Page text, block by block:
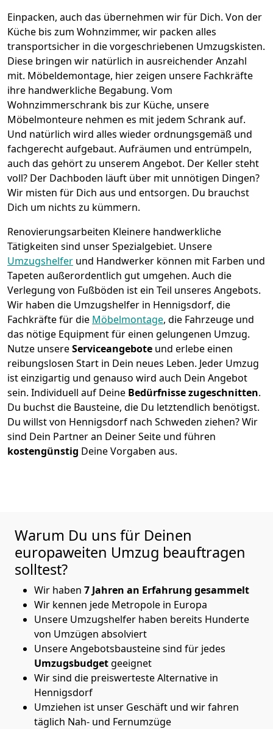
Einpacken, auch das übernehmen wir für Dich. Von der
Küche bis zum Wohnzimmer, wir packen alles
transportsicher in die vorgeschriebenen Umzugskisten.
Diese bringen wir natürlich in ausreichender Anzahl
mit. Möbeldemontage, hier zeigen unsere Fachkräfte
ihre handwerkliche Begabung. Vom
Wohnzimmerschrank bis zur Küche, unsere
Möbelmonteure nehmen es mit jedem Schrank auf.
Und natürlich wird alles wieder ordnungsgemäß und
fachgerecht aufgebaut. Aufräumen und entrümpeln,
auch das gehört zu unserem Angebot. Der Keller steht
voll? Der Dachboden läuft über mit unnötigen Dingen?
Wir misten für Dich aus und entsorgen. Du brauchst
Dich um nichts zu kümmern.
Renovierungsarbeiten Kleinere handwerkliche
Tätigkeiten sind unser Spezialgebiet. Unsere
Umzugshelfer und Handwerker können mit Farben und
Tapeten außerordentlich gut umgehen. Auch die
Verlegung von Fußböden ist ein Teil unseres Angebots.
Wir haben die Umzugshelfer in Hennigsdorf, die
Fachkräfte für die Möbelmontage, die Fahrzeuge und
das nötige Equipment für einen gelungenen Umzug.
Nutze unsereServiceangebote und erlebe einen
reibungslosen Start in Dein neues Leben. Jeder Umzug
ist einzigartig und genauso wird auch Dein Angebot
sein. Individuell auf Deine Bedürfnisse zugeschnitten.
Du buchst die Bausteine, die Du letztendlich benötigst.
Du willst von Hennigsdorf nach Schweden ziehen? Wir
sind Dein Partner an Deiner Seite und führen
kostengünstig Deine Vorgaben aus.
Warum Du uns für Deinen
europaweiten Umzug beauftragen
solltest?
Wir haben 7 Jahren an Erfahrung gesammelt
Wir kennen jede Metropole in Europa
Unsere Umzugshelfer haben bereits Hunderte
von Umzügen absolviert
Unsere Angebotsbausteine sind für jedes
Umzugsbudgetgeeignet
Wir sind die preiswerteste Alternative in
Hennigsdorf
Umziehen ist unser Geschäft und wir fahren
täglich Nah- und Fernumzüge